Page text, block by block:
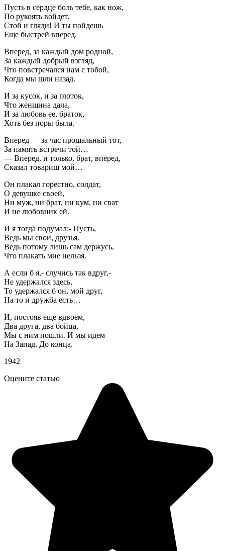
Пусть в сердце боль тебе, как нож,
По рукоять войдет.
Стой и гляди! И ты пойдешь
Еще быстрей вперед.
Вперед, за каждый дом родной,
За каждый добрый взгляд,
Что повстречался нам с тобой,
Когда мы шли назад.
И за кусок, и за глоток,
Что женщина дала,
И за любовь ее, браток,
Хоть без поры была.
Вперед — за час прощальный тот,
За память встречи той…
— Вперед, и только, брат, вперед,
Сказал товарищ мой…
Он плакал горестно, солдат,
О девушке своей,
Ни муж, ни брат, ни кум, ни сват
И не любовник ей.
И я тогда подумал:- Пусть,
Ведь мы свои, друзья.
Ведь потому лишь сам держусь,
Что плакать мне нельзя.
А если б я,- случись так вдруг,-
Не удержался здесь,
То удержался б он, мой друг,
На то и дружба есть…
И, постояв еще вдвоем,
Два друга, два бойца,
Мы с ним пошли. И мы идем
На Запад. До конца.
1942
Оцените статью